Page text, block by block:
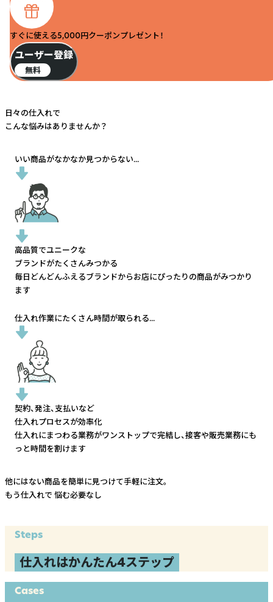
すぐに使える5,000円クーポンプレゼント！
ユーザー登録
無料
日々の仕入れで
こんな悩みはありませんか？
いい商品がなかなか見つからない...
高品質でユニークな
ブランドがたくさんみつかる
毎日どんどんふえるブランドからお店にぴったりの商品がみつかり
ます
仕入れ作業にたくさん時間が取られる...
契約、発注、支払いなど
仕入れプロセスが効率化
仕入れにまつわる業務がワンストップで完結し、接客や販売業務にも
っと時間を割けます
他にはない商品を簡単に見つけて手軽に注文。
もう仕入れで 悩む必要なし
Steps
仕入れはかんたん4ステップ
Cases